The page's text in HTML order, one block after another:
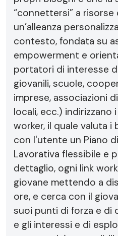
“connettersi” a risorse
un’alleanza
contesto, fondata su
empowerment e
portatori di interesse
giovanili, scuole,
imprese, associazioni
locali, ecc.) indirizzano
worker, il quale valuta
con l'utente un Piano
Lavorativa flessibile e
dettaglio, ogni link
giovane mettendo a
ore, e cerca con il
suoi punti di forza e di
e gli interessi e di